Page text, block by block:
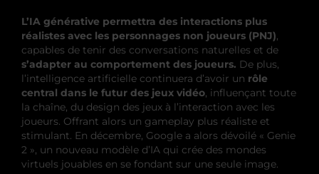
L’IA générative permettra des interactions plus
réalistes avec les personnages non joueurs (PNJ),
capables de tenir des conversations naturelles et de
s’adapter au comportement des joueurs. De plus,
l’intelligence artificielle continuera d’avoir un rôle
central dans le futur des jeux vidéo, influençant toute
la chaîne, du design des jeux à l’interaction avec les
joueurs. Offrant alors un gameplay plus réaliste et
stimulant. En décembre, Google a alors dévoilé « Genie
2 », un nouveau modèle d’IA qui crée des mondes
virtuels jouables en se fondant sur une seule image.